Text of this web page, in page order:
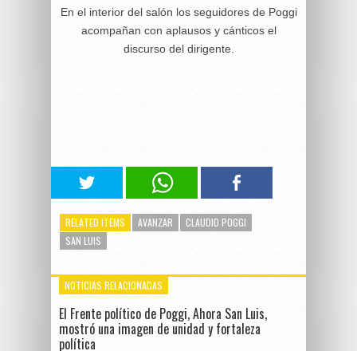
En el interior del salón los seguidores de Poggi
acompañan con aplausos y cánticos el
discurso del dirigente.
RELATED ITEMS AVANZAR
CLAUDIO POGGI
SAN LUIS
NOTICIAS RELACIONADAS
El Frente político de Poggi, Ahora San Luis,
mostró una imagen de unidad y fortaleza
política